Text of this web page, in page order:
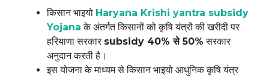
किसान भाइयो Haryana Krishi yantra subsidy
Yojana के अंतर्गत किसानों को कृषि यंत्रों की खरीदी पर
हरियाणा सरकार subsidy 40% से 50% सरकार
अनुदान करती है।
इस योजना के माध्यम से किसान भाइयो आधुनिक कृषि यंत्र